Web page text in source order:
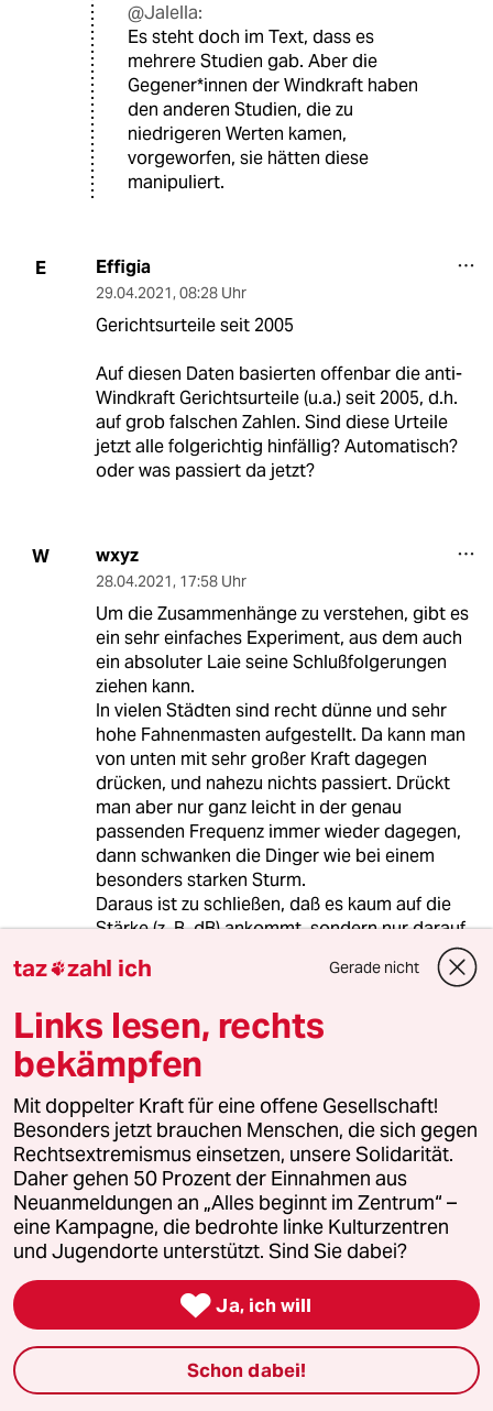
@Jalella:
Es steht doch im Text, dass es
mehrere Studien gab. Aber die
Gegener*innen der Windkraft haben
den anderen Studien, die zu
niedrigeren Werten kamen,
vorgeworfen, sie hätten diese
manipuliert.
E Effigia
29.04.2021, 08:28 Uhr
Gerichtsurteile seit 2005
Auf diesen Daten basierten offenbar die anti-
Windkraft Gerichtsurteile (u.a.) seit 2005, d.h.
auf grob falschen Zahlen. Sind diese Urteile
jetzt alle folgerichtig hinfällig? Automatisch?
oder was passiert da jetzt?
W wxyz
28.04.2021, 17:58 Uhr
Um die Zusammenhänge zu verstehen, gibt es
ein sehr einfaches Experiment, aus dem auch
ein absoluter Laie seine Schlußfolgerungen
ziehen kann.
In vielen Städten sind recht dünne und sehr
hohe Fahnenmasten aufgestellt. Da kann man
von unten mit sehr großer Kraft dagegen
drücken, und nahezu nichts passiert. Drückt
man aber nur ganz leicht in der genau
passenden Frequenz immer wieder dagegen,
dann schwanken die Dinger wie bei einem
besonders starken Sturm.
Daraus ist zu schließen, daß es kaum auf die
Stärke (z. B. dB) ankommt, sondern nur darauf,
ob die jeweilige Frequenz oder ein sonstiger
Faktor das Maßgebliche für ein aufgetretenes
J JojoPD
30.04.2021,10:02 Uhr
@wxyz:
Das ist so nicht ganz richtig. Es
stimmt, dass das Treffen der
richtigen Frequenz Voraussetzung ist.
Da aber jedes schwingungsfähige
Gebilde eine mehr oder weniger
starke Dämpfung aufweist (sonst
würde es, einmal angestoßen, bis in
alle Ewigkeiten weiterschwingen),
erzeugt eine um den Faktor 1000
stärkere Anregung nach einer
taz zahl ich Gerade nicht
Links lesen, rechts
bekämpfen
Mit doppelter Kraft für eine offene Gesellschaft!
Besonders jetzt brauchen Menschen, die sich gegen
Rechtsextremismus einsetzen, unsere Solidarität.
Daher gehen 50 Prozent der Einnahmen aus
Neuanmeldungen an „Alles beginnt im Zentrum“ –
eine Kampagne, die bedrohte linke Kulturzentren
und Jugendorte unterstützt. Sind Sie dabei?
 Ja, ich will
Schon dabei!